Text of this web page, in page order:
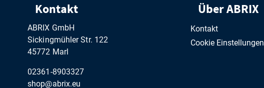
Kontakt
ABRIX GmbH
Sickingmühler Str. 122
45772 Marl
02361-8903327
shop@abrix.eu
Über ABRIX
Kontakt
Cookie Einstellungen